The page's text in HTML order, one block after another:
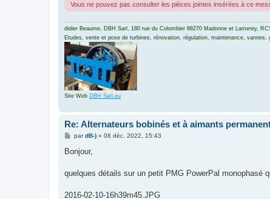
Vous ne pouvez pas consulter les pièces jointes insérées à ce
didier Beaume, DBH Sarl, 180 rue du Colombier 88270 Madonne et Lamerey,
Etudes, vente et pose de turbines, rénovation, régulation, maintenance, vannes,
Site Web DBH Sarl.eu
Re: Alternateurs bobinés et à aimants
M
s
g
pardB-)» 08 déc. 2022, 15:43
Bonjour,
quelques détails sur un petit PMG PowerPal monophasé
2016-02-10-16h39m45.JPG